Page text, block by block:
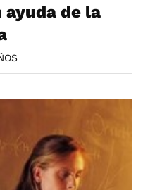
de la